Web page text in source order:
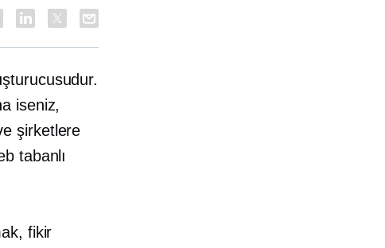
iseniz,
şirketlere
tabanlı
fikir